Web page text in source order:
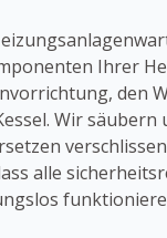
Ihrer
den
Wir säubern
alle